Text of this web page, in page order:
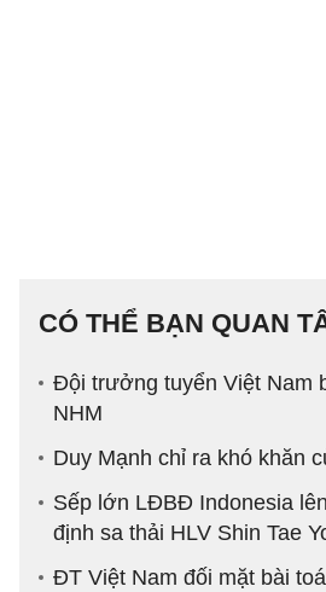
CÓ THỂ BẠN QUAN
Đội trưởng tuyển Việt Nam
NHM
Duy Mạnh chỉ ra khó khăn
Sếp lớn LĐBĐ Indonesia
định sa thải HLV Shin Tae
ĐT Việt Nam đối mặt bài